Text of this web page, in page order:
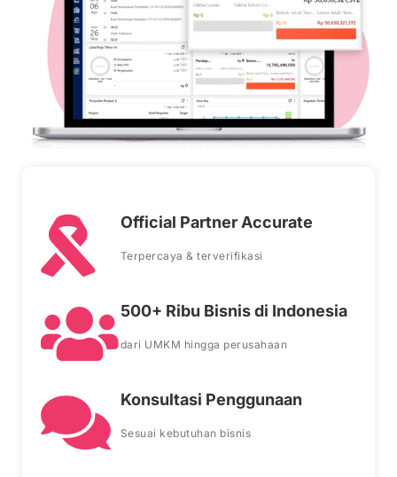
Official Partner Accurate
Terpercaya & terverifikasi
500+ Ribu Bisnis di Indonesia
dari UMKM hingga perusahaan
Konsultasi Penggunaan
Sesuai kebutuhan bisnis